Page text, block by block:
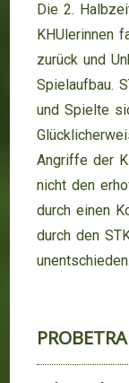
Die 2.
KHUlerinnen
zurück und
Spielaufbau.
und Spielte
Angriffe der
nicht den
durch einen
durch den
unentschieden.